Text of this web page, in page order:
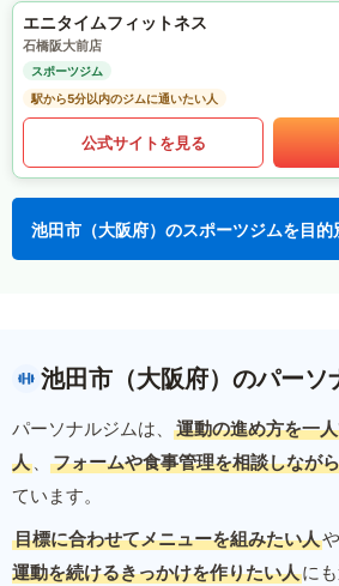
エニタイムフィットネス
石橋阪大前店
スポーツジム
駅から5分以内のジムに通いたい人
公式サイトを見る
池田市（大阪府）のスポーツジムを目的
池田市（大阪府）のパーソ
パーソナルジムは、
運動の進め方を一
人 、 フォームや食事管理を相談しなが
ています。
目標に合わせてメニューを組みたい人や
運動を続けるきっかけを作りたい人に